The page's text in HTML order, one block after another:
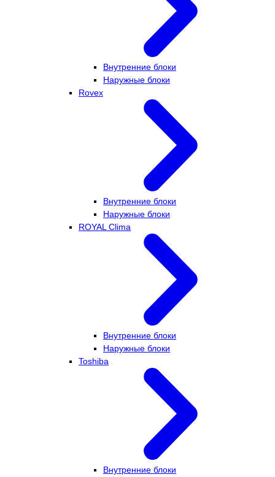
Внутренние блоки
Наружные блоки
Rovex
Внутренние блоки
Наружные блоки
ROYAL Clima
Внутренние блоки
Наружные блоки
Toshiba
Внутренние блоки